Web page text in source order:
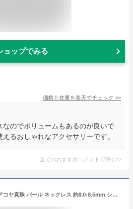
ョップでみる
価格と在庫を楽天でチェック >>
なのでボリュームもあるのが良いで
るおしゃれなアクセサリーです。
全てのおすすめコメント (2件) >
パールミュージック アコヤ真珠 パール ネックレス 約8.0-8.5mm シルバー SV 黒染 結婚式 葬儀 冠婚葬祭 父 ユニセックス